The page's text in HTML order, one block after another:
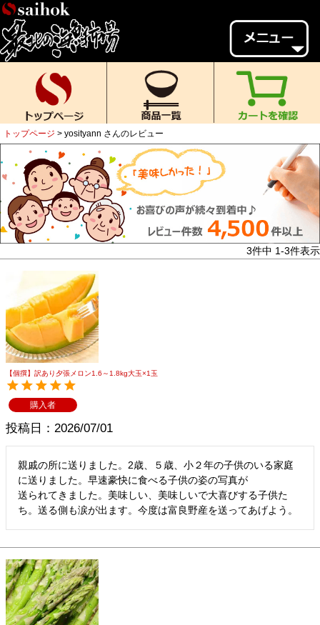
会員様メニュー
ゲスト
様、
いらっしゃいませ。
ご来店ありがとうございます。
新規会員登録
MYページ MYクーポン
ポイント履歴 お気に入り
レビュー投稿 閲覧履歴
当店について
初めての方へ
返品について
メルマガ登録
特定商取引法表示
トップページ yosityann さんのレビュー
3件中 1-3件表示
【個撰】訳あり夕張メロン1.6～1.8kg大玉×1玉
購入者
投稿日 2026/07/01
親戚の所に送りました。2歳、５歳、小２年の子供のいる家庭
に送りました。早速豪快に食べる子供の姿の写真が
送られてきました。美味しい、美味しいで大喜びする子供た
ち。送る側も涙が出ます。今度は富良野産を送ってあげよう。